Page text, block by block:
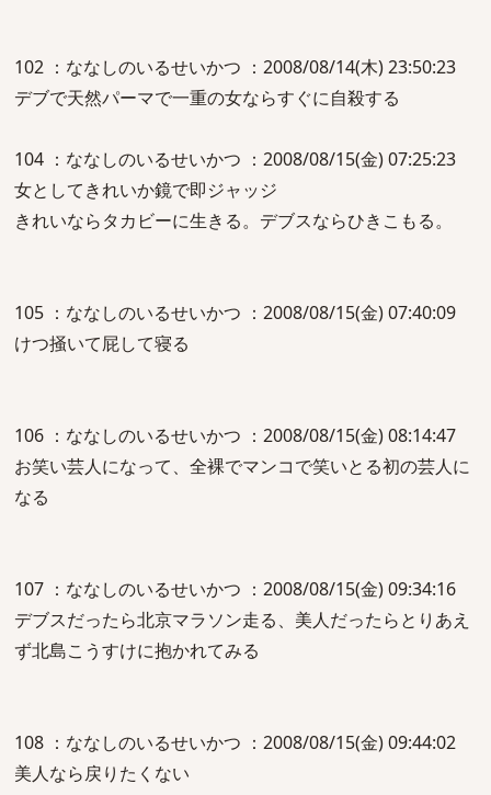
102 ：ななしのいるせいかつ ：2008/08/14(木) 23:50:23
デブで天然パーマで一重の女ならすぐに自殺する
104 ：ななしのいるせいかつ ：2008/08/15(金) 07:25:23
女としてきれいか鏡で即ジャッジ
きれいならタカビーに生きる。デブスならひきこもる。
105 ：ななしのいるせいかつ ：2008/08/15(金) 07:40:09
けつ掻いて屁して寝る
106 ：ななしのいるせいかつ ：2008/08/15(金) 08:14:47
お笑い芸人になって、全裸でマンコで笑いとる初の芸人に
なる
107 ：ななしのいるせいかつ ：2008/08/15(金) 09:34:16
デブスだったら北京マラソン走る、美人だったらとりあえ
ず北島こうすけに抱かれてみる
108 ：ななしのいるせいかつ ：2008/08/15(金) 09:44:02
美人なら戻りたくない